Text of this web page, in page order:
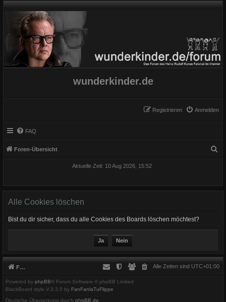
wunderkinder.de
Anmelden
Registrieren
FAQ
Foren-Übersicht
Aktuelle Zeit: 10 Aug 2026, 15:52
Alle Cookies löschen
Bist du dir sicher, dass du alle Cookies des Boards löschen möchtest?
Foren-Übersicht Alle Zeiten sind UTC+01:00
Powered by phpBB® Forum Software © phpBB Limited
BlackBoard style V.3.3.5 by FanFanlaTuFlippe
Deutsche Übersetzung durch phpBB.de